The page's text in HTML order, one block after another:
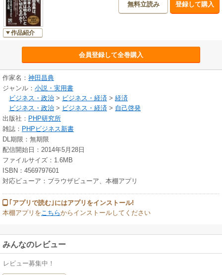
作品紹介
無料立読み 登録して購入
会員登録して全巻購入
作家名： 神田昌典
ジャンル： 小説・実用書
ビジネス・政治 > ビジネス・経済 > 経済
ビジネス・政治 > ビジネス・経済 > 自己啓発
出版社： PHP研究所
雑誌： PHPビジネス新書
DL期限：無期限
配信開始日：2014年5月28日
ファイルサイズ：1.6MB
ISBN：4569797601
対応ビューア：ブラウザビューア、本棚アプリ
｢アプリで読む｣にはアプリをインストール!
本棚アプリをこちらからインストールしてください
みんなのレビュー
レビュー募集中！